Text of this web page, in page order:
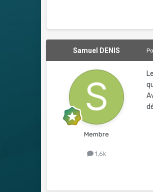
Samuel DENIS
Membre
1,6k